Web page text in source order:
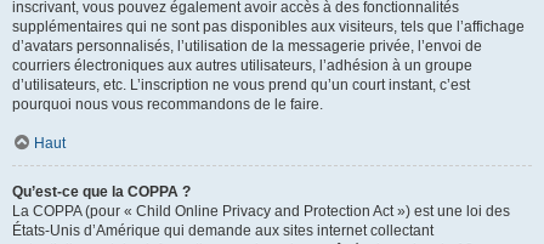
inscrivant, vous pouvez également avoir accès à des fonctionnalités
supplémentaires qui ne sont pas disponibles aux visiteurs, tels que l’affichage
d’avatars personnalisés, l’utilisation de la messagerie privée, l’envoi de
courriers électroniques aux autres utilisateurs, l’adhésion à un groupe
d’utilisateurs, etc. L’inscription ne vous prend qu’un court instant, c’est
pourquoi nous vous recommandons de le faire.
Haut
Qu’est-ce que la COPPA ?
La COPPA (pour « Child Online Privacy and Protection Act ») est une loi des
États-Unis d’Amérique qui demande aux sites internet collectant